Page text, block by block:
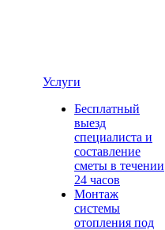
Услуги
Бесплатный
выезд
специалиста и
составление
сметы в течении
24 часов
Монтаж
системы
отопления под